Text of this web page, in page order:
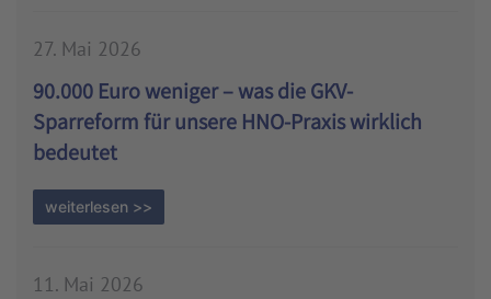
27. Mai 2026
90.000 Euro weniger – was die GKV-
Sparreform für unsere HNO-Praxis wirklich
bedeutet
weiterlesen >>
11. Mai 2026